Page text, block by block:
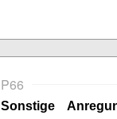
P66
Sonstige